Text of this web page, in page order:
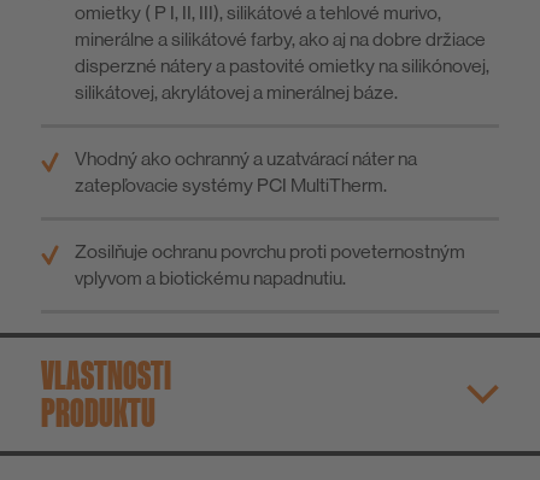
omietky ( P I, II, III), silikátové a tehlové murivo,
minerálne a silikátové farby, ako aj na dobre držiace
disperzné nátery a pastovité omietky na silikónovej,
silikátovej, akrylátovej a minerálnej báze.
Vhodný ako ochranný a uzatvárací náter na
zatepľovacie systémy PCI MultiTherm.
Zosilňuje ochranu povrchu proti poveternostným
vplyvom a biotickému napadnutiu.
VLASTNOSTI
PRODUKTU